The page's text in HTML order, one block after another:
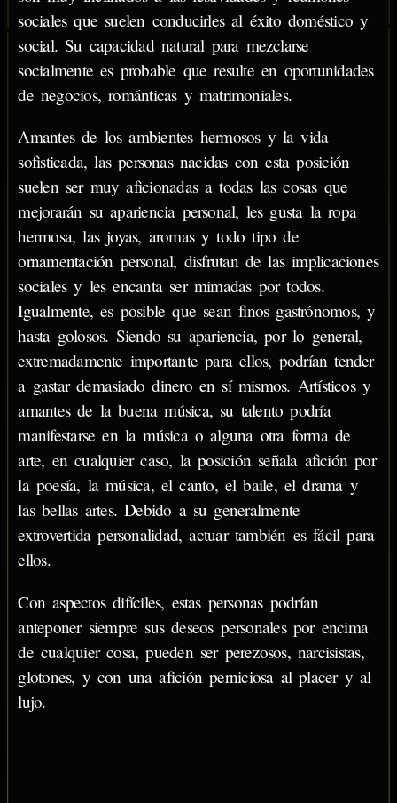
sociales que suelen conducirles al éxito doméstico y
social. Su capacidad natural para mezclarse
socialmente es probable que resulte en oportunidades
de negocios, románticas y matrimoniales.
Amantes de los ambientes hermosos y la vida
sofisticada, las personas nacidas con esta posición
suelen ser muy aficionadas a todas las cosas que
mejorarán su apariencia personal, les gusta la ropa
hermosa, las joyas, aromas y todo tipo de
ornamentación personal, disfrutan de las implicaciones
sociales y les encanta ser mimadas por todos.
Igualmente, es posible que sean finos gastrónomos, y
hasta golosos. Siendo su apariencia, por lo general,
extremadamente importante para ellos, podrían tender
a gastar demasiado dinero en sí mismos. Artísticos y
amantes de la buena música, su talento podría
manifestarse en la música o alguna otra forma de
arte, en cualquier caso, la posición señala afición por
la poesía, la música, el canto, el baile, el drama y
las bellas artes. Debido a su generalmente
extrovertida personalidad, actuar también es fácil para
ellos.
Con aspectos difíciles, estas personas podrían
anteponer siempre sus deseos personales por encima
de cualquier cosa, pueden ser perezosos, narcisistas,
glotones, y con una afición perniciosa al placer y al
lujo.